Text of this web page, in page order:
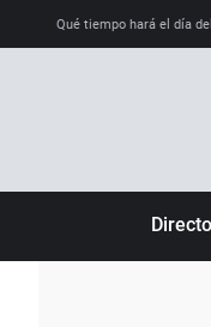
Qué tiempo hará el día
Directo